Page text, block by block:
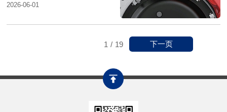
2026-06-01
1 / 19 下一页